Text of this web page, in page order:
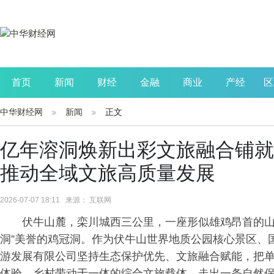
首页 新闻 财经 金融 商业 产经
公司 生活 读书
中华财经网 新闻 正文
亿年溶洞焕新出彩文旅融合铺
推动全域文旅高质量发展
2026-07-07 18:11 来源： 互联网
伏牛山麓，栾川城西三公里，一座形似雄鸡昂首的
洞”美誉的鸡冠洞。作为伏牛山世界地质公园核心景区
游发展有限公司坚持生态保护优先、文旅融合赋能，把